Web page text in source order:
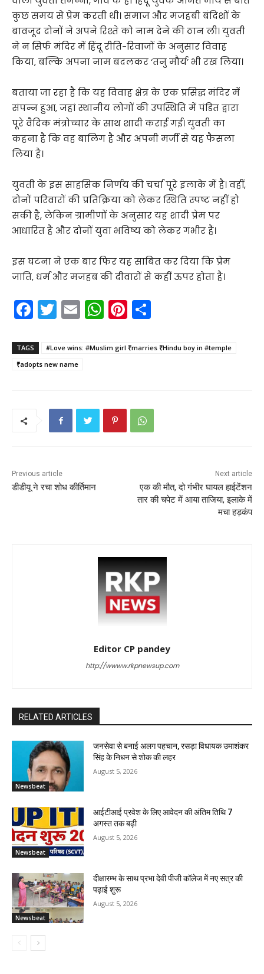
कुछ समय से प्रेम करती थी। समाज और मजहबी बंदिशों के
बावजूद दोनों ने अपने रिश्ते को नाम देने की ठान ली। युवती
ने न सिर्फ मंदिर में हिंदू रीति-रिवाजों के अनुसार विवाह
किया, बल्कि अपना नाम बदलकर ‘तनु मौर्य’ भी रख लिया।
बताया जा रहा है कि यह विवाह क्षेत्र के एक प्रसिद्ध मंदिर में
संपन्न हुआ, जहां स्थानीय लोगों की उपस्थिति में पंडित द्वारा
पूरे वैदिक मंत्रोच्चार के साथ शादी कराई गई। युवती का
कहना है कि वह बालिग है और अपनी मर्जी से यह फैसला
लिया है।
युवती के इस साहसिक निर्णय की चर्चा पूरे इलाके में है। वहीं,
दोनों परिवारों की प्रतिक्रिया को लेकर स्थिति स्पष्ट नहीं हो
सकी है, लेकिन ग्रामीणों के अनुसार यह शादी प्रेम पर
आधारित है और दोनों युवा भविष्य को लेकर गंभीर हैं।
इस घटना ने एक बार फिर यह साबित कर दिया कि प्रेम
जाति, धर्म और मजहब की दीवारों से कहीं ऊपर होता है।
F
c
e
T
itt
er
E
ai
W
a
p
p
Pi
er ar
TAGS
#Love wins: #Muslim girl ₹marries ₹Hindu boy in #temple
₹adopts new name
Previous article
डीडीयू ने रचा शोध कीर्तिमान
Next article
एक की मौत, दो गंभीर घायल हाईटेंशन
तार की चपेट में आया ताजिया, इलाके में
मचा हड़कंप
Editor CP pandey
http://wwww.rkpnewsup.com
RELATED ARTICLES
Newsbeat
जनसेवा से बनाई अलग पहचान, रसड़ा विधायक उमाशंकर
सिंह के निधन से शोक की लहर
August 5, 2026
Newsbeat
आईटीआई प्रवेश के लिए आवेदन की अंतिम तिथि 7
अगस्त तक बढ़ी
August 5, 2026
Newsbeat
दीक्षारम्भ के साथ प्रभा देवी पीजी कॉलेज में नए सत्र की
पढ़ाई शुरू
August 5, 2026